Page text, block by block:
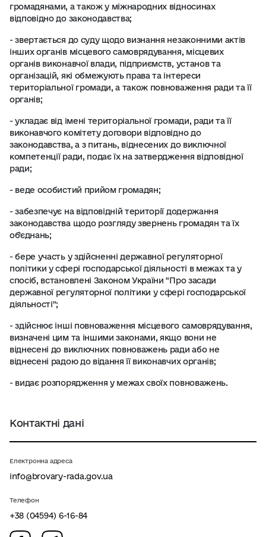
громадянами, а також у міжнародних відносинах
відповідно до законодавства;
- звертається до суду щодо визнання незаконними актів
інших органів місцевого самоврядування, місцевих
органів виконавчої влади, підприємств, установ та
організацій, які обмежують права та інтереси
територіальної громади, а також повноваження ради та її
органів;
- укладає від імені територіальної громади, ради та її
виконавчого комітету договори відповідно до
законодавства, а з питань, віднесених до виключної
компетенції ради, подає їх на затвердження відповідної
ради;
- веде особистий прийом громадян;
- забезпечує на відповідній території додержання
законодавства щодо розгляду звернень громадян та їх
об'єднань;
- бере участь у здійсненні державної регуляторної
політики у сфері господарської діяльності в межах та у
спосіб, встановлені Законом України "Про засади
державної регуляторної політики у сфері господарської
діяльності";
- здійснює інші повноваження місцевого самоврядування,
визначені цим та іншими законами, якщо вони не
віднесені до виключних повноважень ради або не
віднесені радою до відання її виконавчих органів;
- видає розпорядження у межах своїх повноважень.
Контактні дані
Електронна адреса
info@brovary-rada.gov.ua
Телефон
+38 (04594) 6-16-84